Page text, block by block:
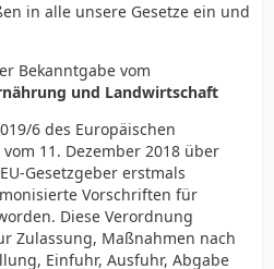
in alle unsere Gesetze ein und
Bekanntgabe vom
und Landwirtschaft
6 des Europäischen
11. Dezember 2018 über
Gesetzgeber erstmals
Vorschriften für
Diese Verordnung
Zulassung, Maßnahmen nach
Einfuhr, Ausfuhr, Abgabe